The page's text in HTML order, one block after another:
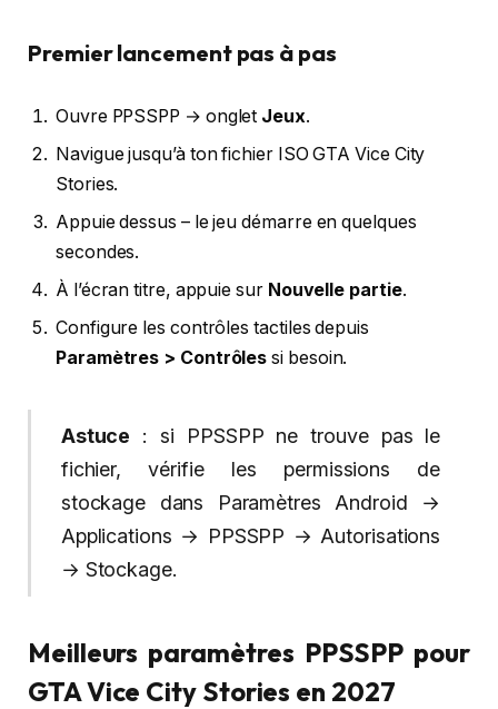
Premier lancement pas à pas
Ouvre PPSSPP → onglet Jeux.
Navigue jusqu’à ton fichier ISO GTA Vice City
Stories.
Appuie dessus – le jeu démarre en quelques
secondes.
À l’écran titre, appuie sur Nouvelle partie.
Configure les contrôles tactiles depuis
Paramètres > Contrôles si besoin.
Astuce : si PPSSPP ne trouve pas le
fichier, vérifie les permissions de
stockage dans Paramètres Android →
Applications → PPSSPP → Autorisations
→ Stockage.
Meilleurs paramètres PPSSPP pour
GTA Vice City Stories en 2027